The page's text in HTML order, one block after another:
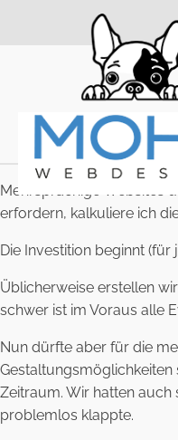
Mehrsprachige Websites
erfordern, kalkuliere ich
Die Investition beginnt
Üblicherweise erstellen
schwer ist im Voraus alle
Nun dürfte aber für die
Gestaltungsmöglichkeiten
Zeitraum. Wir hatten auch
problemlos klappte.